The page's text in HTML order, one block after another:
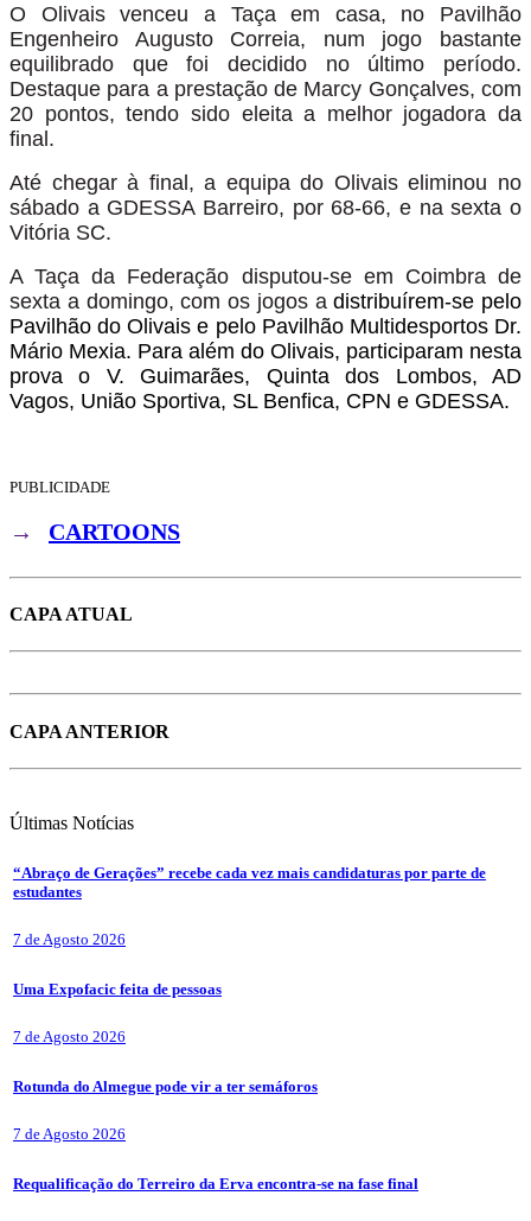
O Olivais venceu a Taça em casa, no Pavilhão
Engenheiro Augusto Correia, num jogo bastante
equilibrado que foi decidido no último período.
Destaque para a prestação de Marcy Gonçalves, com
20 pontos, tendo sido eleita a melhor jogadora da
final.
Até chegar à final, a equipa do Olivais eliminou no
sábado a GDESSA Barreiro, por 68-66, e na sexta o
Vitória SC.
A Taça da Federação disputou-se em Coimbra de
sexta a domingo, com os jogos adistribuírem-se pelo
Pavilhão do Olivais e pelo Pavilhão Multidesportos Dr.
Mário Mexia. Para além do Olivais, participaram nesta
prova o V. Guimarães, Quinta dos Lombos, AD
Vagos, União Sportiva, SL Benfica, CPN e GDESSA.
PUBLICIDADE
→ CARTOONS
CAPA ATUAL
CAPA ANTERIOR
Últimas Notícias
“Abraço de Gerações” recebe cada vez mais candidaturas por parte de
estudantes
7 de Agosto 2026
Uma Expofacic feita de pessoas
7 de Agosto 2026
Rotunda do Almegue pode vir a ter semáforos
7 de Agosto 2026
Requalificação do Terreiro da Erva encontra-se na fase final